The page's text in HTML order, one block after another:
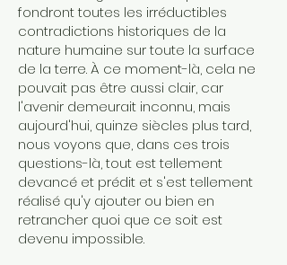
fondront toutes les irréductibles
contradictions historiques de la
nature humaine sur toute la surface
de la terre. À ce moment-là, cela ne
pouvait pas être aussi clair, car
l'avenir demeurait inconnu, mais
aujourd'hui, quinze siècles plus tard,
nous voyons que, dans ces trois
questions-là, tout est tellement
devancé et prédit et s'est tellement
réalisé qu'y ajouter ou bien en
retrancher quoi que ce soit est
devenu impossible.